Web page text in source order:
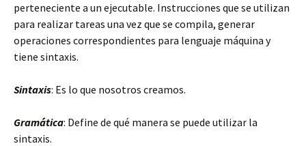
perteneciente a un ejecutable. Instrucciones que se utilizan
para realizar tareas una vez que se compila, generar
operaciones correspondientes para lenguaje máquina y
tiene sintaxis.
Sintaxis: Es lo que nosotros creamos.
Gramática: Define de qué manera se puede utilizar la
sintaxis.